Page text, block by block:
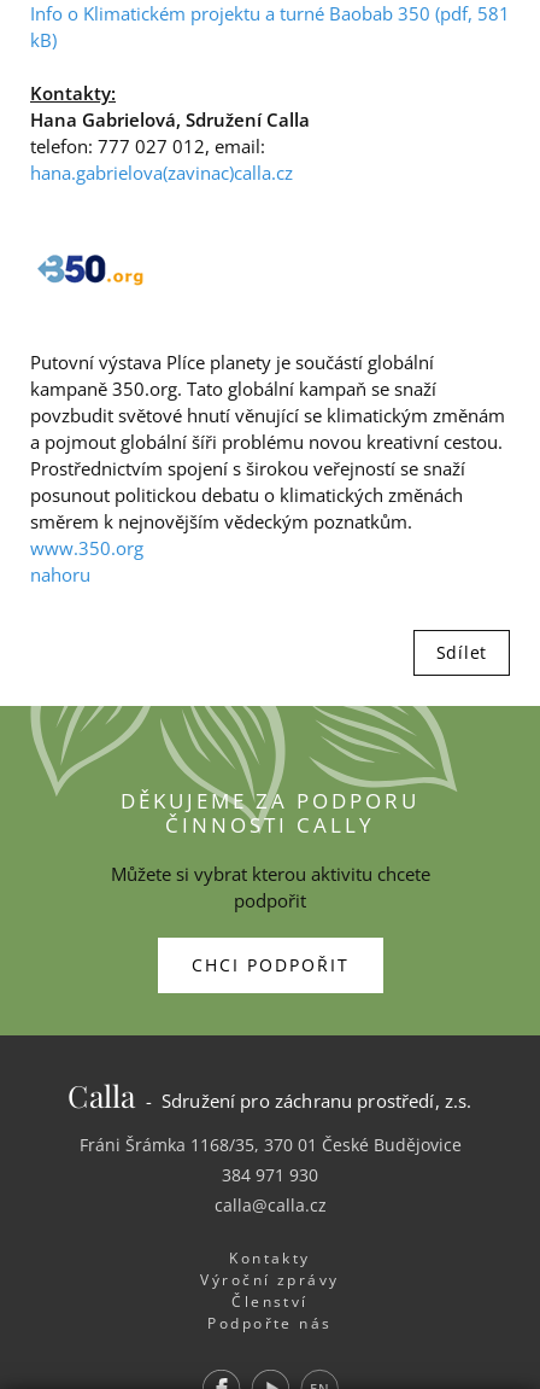
Info o Klimatickém projektu a turné Baobab 350 (pdf, 581
kB)
Kontakty:
Hana Gabrielová, Sdružení Calla
telefon: 777 027 012, email:
hana.gabrielova(zavinac)calla.cz
Putovní výstava Plíce planety je součástí globální
kampaně 350.org. Tato globální kampaň se snaží
povzbudit světové hnutí věnující se klimatickým změnám
a pojmout globální šíři problému novou kreativní cestou.
Prostřednictvím spojení s širokou veřejností se snaží
posunout politickou debatu o klimatických změnách
směrem k nejnovějším vědeckým poznatkům.
www.350.org
nahoru
Sdílet
DĚKUJEME ZA PODPORU
ČINNOSTI CALLY
Můžete si vybrat kterou aktivitu chcete
podpořit
CHCI PODPOŘIT
Calla - Sdružení pro záchranu prostředí, z.s.
Fráni Šrámka 1168/35, 370 01 České Budějovice
384 971 930
calla@calla.cz
Kontakty
Výroční zprávy
Členství
Podpořte nás